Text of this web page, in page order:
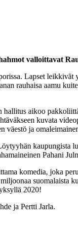
valloittavat
Lapset
rauhaisa aamu
aikoo
kuvata
väestö ja
kaupungista
Pahani
komedia, joka
suomalaista
2020!
ja Pertti Jarla.